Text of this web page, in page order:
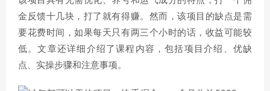
金反馈十几块，打了就有得赚。然而，该项目的缺点是需
要花费时间，如果每天只有两三个小时的话，收益可能较
低。文章还详细介绍了课程内容，包括项目介绍、优缺
点、实操步骤和注意事项。